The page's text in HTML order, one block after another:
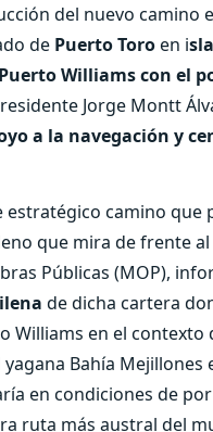
del nuevo camino
de Puerto Toroen i
Puerto Williams con el
Jorge Montt
a la navegación y
estratégico camino
que mira de frente
Públicas (MOP),
de dicha cartera
Williams en el
Bahía
en condiciones de
ruta más austral del